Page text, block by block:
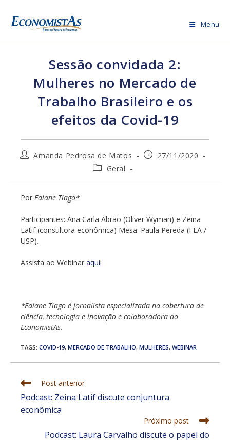
para
Menu
Sessão convidada 2:
Mulheres no Mercado de
Trabalho Brasileiro e os
efeitos da Covid-19
AutorAmanda Pedrosa de Matos
Post27/11/2020
Categoria
Geral
Por Ediane Tiago*
Participantes: Ana Carla Abrão (Oliver Wyman) e Zeina
Latif (consultora econômica) Mesa: Paula Pereda (FEA /
USP).
Assista ao Webinar aqui!
*Ediane Tiago é jornalista especializada na cobertura de
ciência, tecnologia e inovação e colaboradora do
EconomistAs.
TAGS: COVID-19, MERCADO DE TRABALHO, MULHERES, WEBINAR
Leia
mais
artigos
Post anterior
Podcast: Zeina Latif discute conjuntura
econômica
Próximo post
Podcast: Laura Carvalho discute o papel do